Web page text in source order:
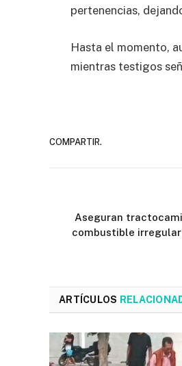
pertenencias,
Hasta el momento,
mientras testigos
COMPARTIR.
Aseguran
combustible irregular
ARTÍCULOS